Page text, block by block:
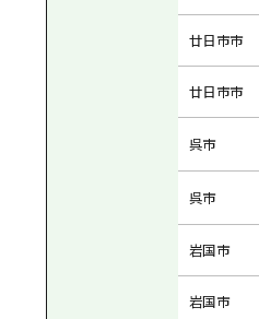
廿日市市
廿日市市
呉市
呉市
岩国市
岩国市